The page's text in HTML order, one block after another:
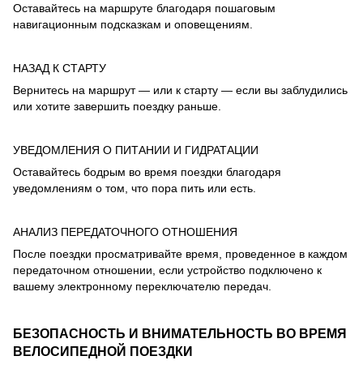
Оставайтесь на маршруте благодаря пошаговым
навигационным подсказкам и оповещениям.
НАЗАД К СТАРТУ
Вернитесь на маршрут — или к старту — если вы заблудились
или хотите завершить поездку раньше.
УВЕДОМЛЕНИЯ О ПИТАНИИ И ГИДРАТАЦИИ
Оставайтесь бодрым во время поездки благодаря
уведомлениям о том, что пора пить или есть.
АНАЛИЗ ПЕРЕДАТОЧНОГО ОТНОШЕНИЯ
После поездки просматривайте время, проведенное в каждом
передаточном отношении, если устройство подключено к
вашему электронному переключателю передач.
БЕЗОПАСНОСТЬ И ВНИМАТЕЛЬНОСТЬ ВО ВРЕМЯ
ВЕЛОСИПЕДНОЙ ПОЕЗДКИ